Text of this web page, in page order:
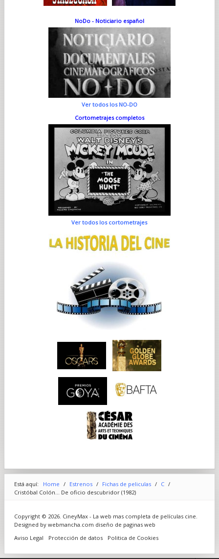
NoDo - Noticiario español
Ver todos los NO-DO
Cortometrajes completos
Ver todos los cortometrajes
Está aquí: Home / Estrenos / Fichas de peliculas / C /
Cristóbal Colón... De oficio descubridor (1982)
Copyright © 2026. CineyMax - La web mas completa de películas cine.
Designed by webmancha.com diseño de paginas web
Aviso Legal
Protección de datos Politica de Cookies